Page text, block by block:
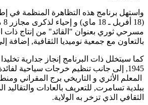
واستهل برنامج هذه التظاهرة المنظمة في
مسرحي ثوري بعنوان "القائد" من إنتاج ذات
بالتعاون مع جمعية نوميديا الثقافية,
1945, إلى جانب تنظيم خرجات سياحية
المعلم الأثري و التاريخي برج المقراني
ببلدية تسامرت, للتعريف بالعادات والتقاليد
الثقافي الذي تزخر به الولاية.